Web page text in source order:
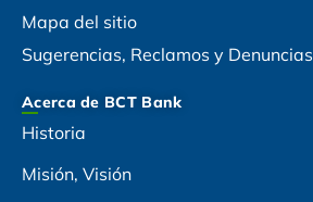
Mapa del sitio
Sugerencias, Reclamos y Denuncias
Acerca de BCT Bank
Historia
Misión, Visión